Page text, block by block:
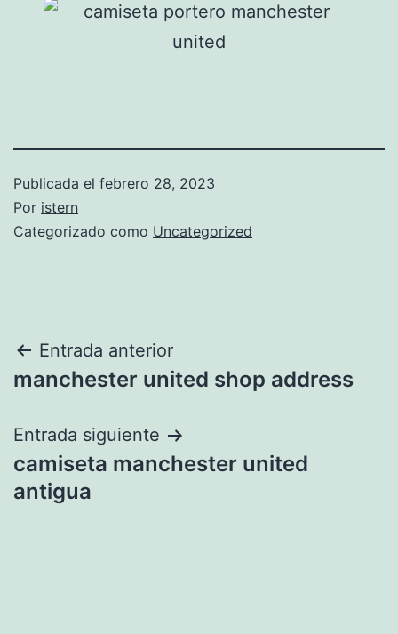
Publicada el febrero 28, 2023
Por istern
Categorizado como Uncategorized
Navegación
de
entradas
Entrada anterior
manchester united shop address
Entrada siguiente
camiseta manchester united
antigua